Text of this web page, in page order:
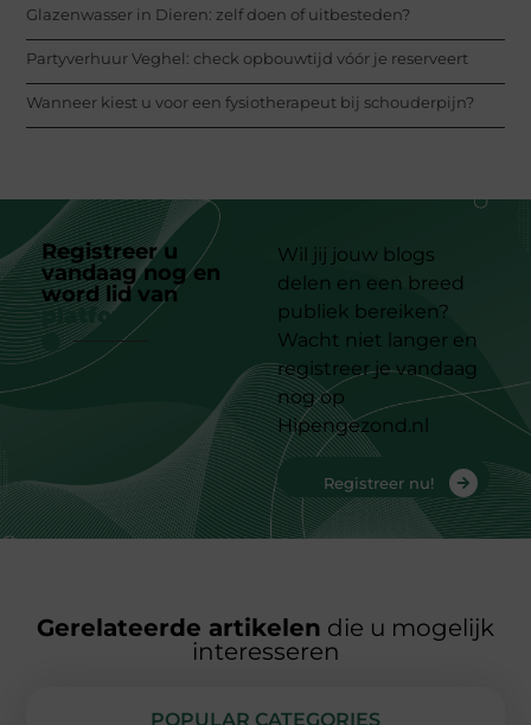
Glazenwasser in Dieren: zelf doen of uitbesteden?
Partyverhuur Veghel: check opbouwtijd vóór je reserveert
Wanneer kiest u voor een fysiotherapeut bij schouderpijn?
Registreer u
vandaag nog en
word lid van
platform
Wil jij jouw blogs
delen en een breed
publiek bereiken?
Wacht niet langer en
registreer je vandaag
nog op
Hipengezond.nl
Registreer nu!
Gerelateerde artikelen die u mogelijk
interesseren
POPULAR CATEGORIES